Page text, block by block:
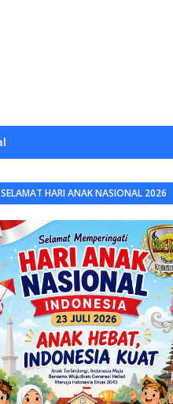
SELAMAT HARI ANAK NASIONAL 2026